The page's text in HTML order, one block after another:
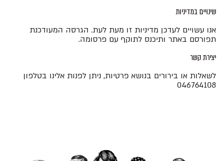
שינויים במדיניות
אנו עשויים לעדכן מדיניות זו מעת לעת. הגרסה המעודכנת
תפורסם באתר ותיכנס לתוקף עם פרסומה.
יצירת קשר
לשאלות או בירורים בנושא פרטיות, ניתן לפנות אלינו בטלפון
046764108